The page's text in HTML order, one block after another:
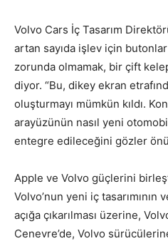
Volvo Cars İç Tasarım
artan sayıda işlev için
zorunda olmamak, bir çift
diyor. “Bu, dikey ekran
oluşturmayı mümkün kıldı.
arayüzünün nasıl yeni
entegre edileceğini gözler
Apple ve Volvo güçlerini
Volvo’nun yeni iç tasarımının
açığa çıkarılması üzerine,
Cenevre’de, Volvo